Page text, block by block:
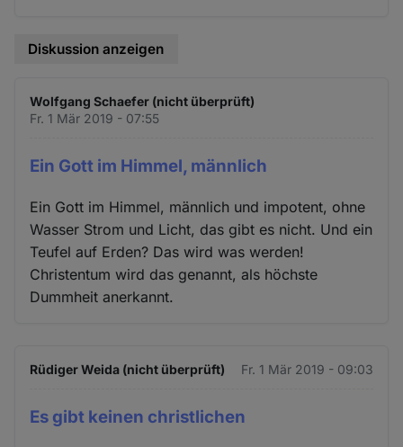
Diskussion anzeigen
Wolfgang Schaefer (nicht überprüft)
Fr. 1 Mär 2019 - 07:55
Ein Gott im Himmel, männlich
Ein Gott im Himmel, männlich und impotent, ohne
Wasser Strom und Licht, das gibt es nicht. Und ein
Teufel auf Erden? Das wird was werden!
Christentum wird das genannt, als höchste
Dummheit anerkannt.
Rüdiger Weida (nicht überprüft) Fr. 1 Mär 2019 - 09:03
Es gibt keinen christlichen